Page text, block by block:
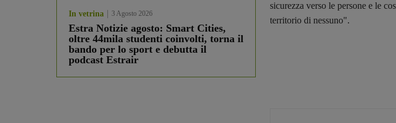
In vetrina 3 Agosto 2026
Estra Notizie agosto: Smart Cities,
oltre 44mila studenti coinvolti, torna il
bando per lo sport e debutta il
podcast Estrair
sicurezza verso le persone e le
territorio di nessuno".